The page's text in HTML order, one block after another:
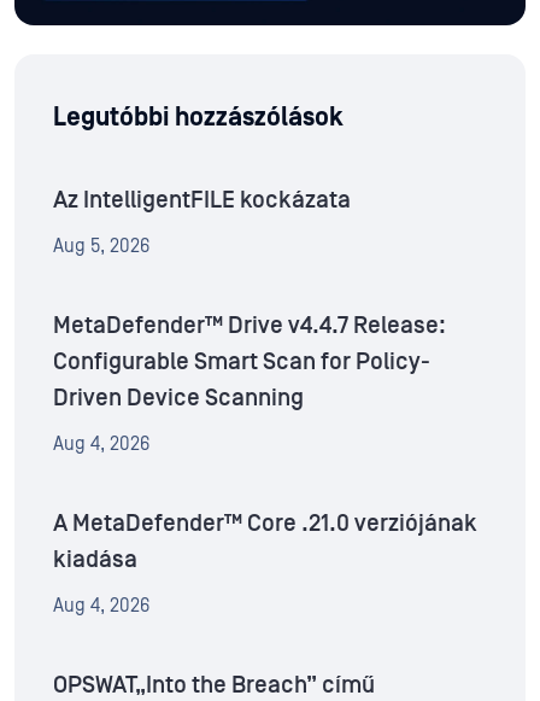
Legutóbbi hozzászólások
Az IntelligentFILE kockázata
Aug 5, 2026
MetaDefender™ Drive v4.4.7 Release:
Configurable Smart Scan for Policy-
Driven Device Scanning
Aug 4, 2026
A MetaDefender™ Core .21.0 verziójának
kiadása
Aug 4, 2026
OPSWAT„Into the Breach” című